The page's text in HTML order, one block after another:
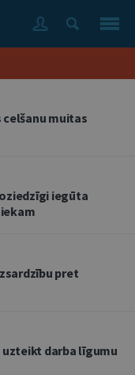
celšanu muitas
iegūta
pret
uzteikt darba līgumu